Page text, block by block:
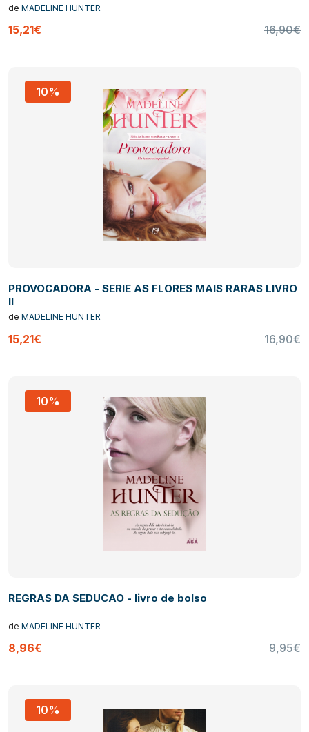
de MADELINE HUNTER
15,21€ 16,90€
10%
PROVOCADORA - SERIE AS FLORES MAIS RARAS LIVRO
II
de MADELINE HUNTER
15,21€ 16,90€
10%
REGRAS DA SEDUCAO - livro de bolso
de MADELINE HUNTER
8,96€ 9,95€
10%